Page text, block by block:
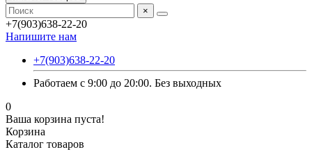
×
+7(903)638-22-20
Напишите нам
+7(903)638-22-20
Работаем с 9:00 до 20:00. Без выходных
0
Ваша корзина пуста!
Корзина
Каталог товаров